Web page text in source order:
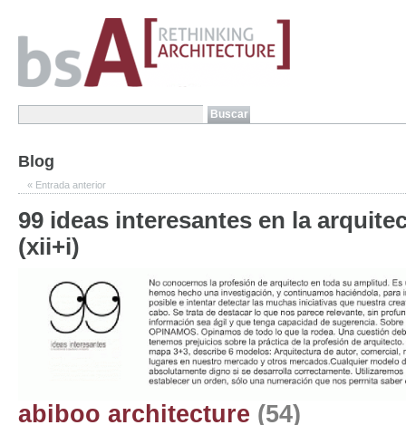
Blog
« Entrada anterior
99 ideas interesantes en la
(xii+i)
abiboo architecture (54)